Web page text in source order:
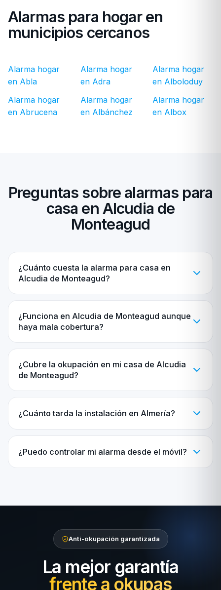
Alarmas para hogar en
municipios cercanos
Alarma hogar
en Abla
Alarma hogar
en Abrucena
Alarma hogar
en Adra
Alarma hogar
en Albánchez
Alarma hogar
en Alboloduy
Alarma hogar
en Albox
Preguntas sobre alarmas para
casa en Alcudia de
Monteagud
¿Cuánto cuesta la alarma para casa en
Alcudia de Monteagud?
¿Funciona en Alcudia de Monteagud aunque
haya mala cobertura?
¿Cubre la okupación en mi casa de Alcudia
de Monteagud?
¿Cuánto tarda la instalación en Almería?
¿Puedo controlar mi alarma desde el móvil?
Anti-okupación garantizada
La mejor garantía
frente a okupas